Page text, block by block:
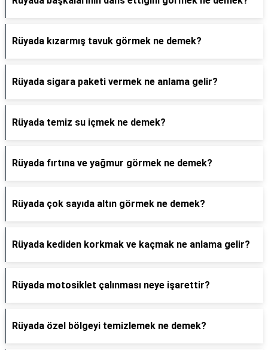
Rüyada kızarmış tavuk görmek ne demek?
Rüyada sigara paketi vermek ne anlama gelir?
Rüyada temiz su içmek ne demek?
Rüyada fırtına ve yağmur görmek ne demek?
Rüyada çok sayıda altın görmek ne demek?
Rüyada kediden korkmak ve kaçmak ne anlama gelir?
Rüyada motosiklet çalınması neye işarettir?
Rüyada özel bölgeyi temizlemek ne demek?